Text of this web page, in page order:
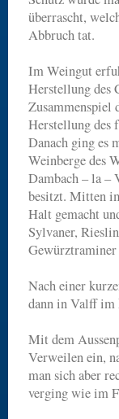
überrascht,
Abbruch tat.
Im Weingut
Herstellung des
Zusammenspiel
Herstellung des
Danach ging es
Weinberge des
Dambach – la –
besitzt. Mitten
Halt gemacht
Sylvaner,
Gewürztraminer
Nach einer
dann in Valff im
Mit dem
Verweilen ein,
man sich aber
verging wie im